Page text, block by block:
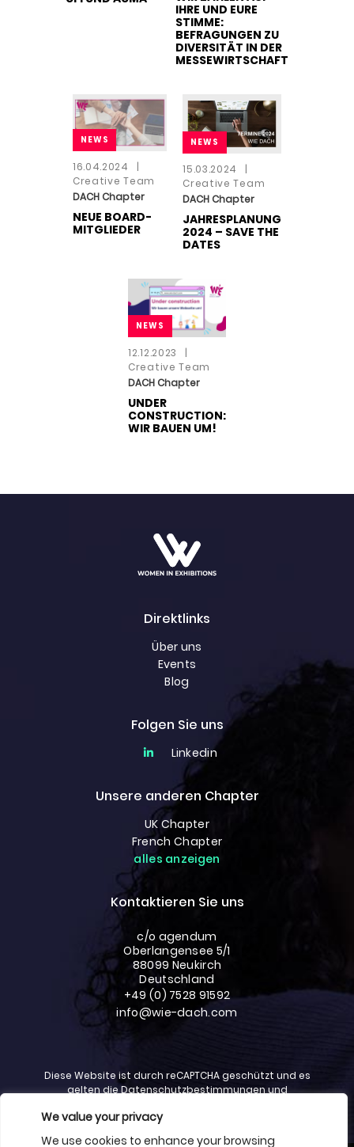
We value your privacy
We use cookies to enhance your browsing
IHRE UND EURE
STIMME:
BEFRAGUNGEN ZU
DIVERSITÄT IN DER
MESSEWIRTSCHAFT
NEWS
16.04.2024
|
Creative Team
DACH Chapter
NEUE BOARD-
MITGLIEDER
NEWS
15.03.2024
|
Creative Team
DACH Chapter
JAHRESPLANUNG
2024 – SAVE THE
DATES
NEWS
12.12.2023
|
Creative Team
DACH Chapter
UNDER
CONSTRUCTION:
WIR BAUEN UM!
Direktlinks
Über uns
Events
Blog
Folgen Sie uns
Linkedin
Unsere anderen Chapter
UK Chapter
French Chapter
alles anzeigen
Kontaktieren Sie uns
c/o agendum
Oberlangensee 5/1
88099 Neukirch
Deutschland
+49 (0) 7528 91592
info@wie-dach.com
Diese Website ist durch reCAPTCHA geschützt und es
gelten dieDatenschutzbestimmungenund